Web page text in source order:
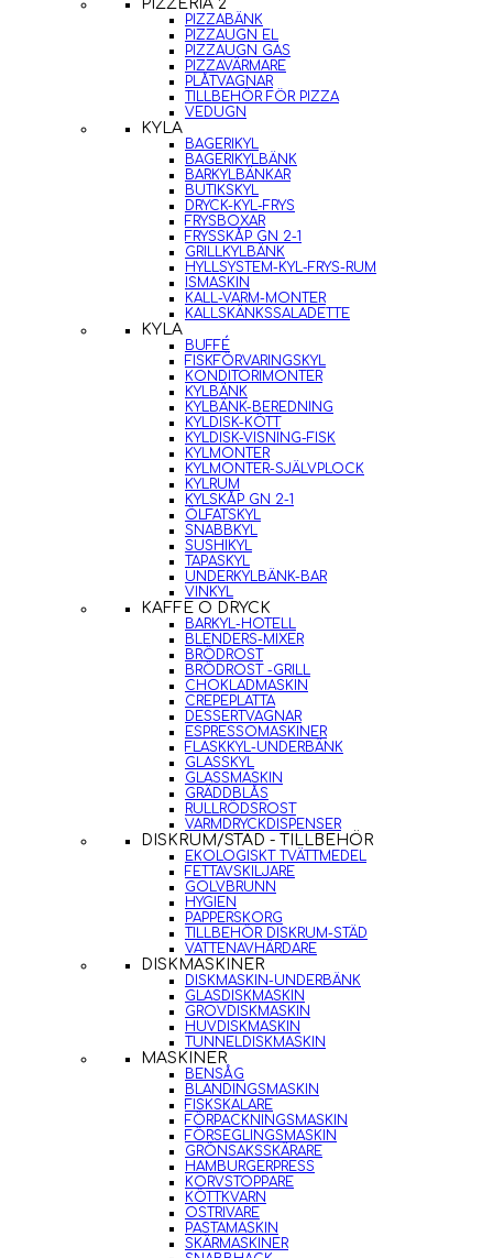
PIZZERIA 2
PIZZABÄNK
PIZZAUGN EL
PIZZAUGN GAS
PIZZAVÄRMARE
PLÅTVAGNAR
TILLBEHÖR FÖR PIZZA
VEDUGN
KYLA
BAGERIKYL
BAGERIKYLBÄNK
BARKYLBÄNKAR
BUTIKSKYL
DRYCK-KYL-FRYS
FRYSBOXAR
FRYSSKÅP GN 2-1
GRILLKYLBÄNK
HYLLSYSTEM-KYL-FRYS-RUM
ISMASKIN
KALL-VARM-MONTER
KALLSKÄNKSSALADETTE
KYLA
BUFFÉ
FISKFÖRVARINGSKYL
KONDITORIMONTER
KYLBÄNK
KYLBÄNK-BEREDNING
KYLDISK-KÖTT
KYLDISK-VISNING-FISK
KYLMONTER
KYLMONTER-SJÄLVPLOCK
KYLRUM
KYLSKÅP GN 2-1
ÖLFATSKYL
SNABBKYL
SUSHIKYL
TAPASKYL
UNDERKYLBÄNK-BAR
VINKYL
KAFFE O DRYCK
BARKYL-HOTELL
BLENDERS-MIXER
BRÖDROST
BRÖDROST -GRILL
CHOKLADMASKIN
CREPEPLATTA
DESSERTVAGNAR
ESPRESSOMASKINER
FLASKKYL-UNDERBÄNK
GLASSKYL
GLASSMASKIN
GRÄDDBLÅS
RULLRÖDSROST
VARMDRYCKDISPENSER
DISKRUM/STÄD - TILLBEHÖR
EKOLOGISKT TVÄTTMEDEL
FETTAVSKILJARE
GOLVBRUNN
HYGIEN
PAPPERSKORG
TILLBEHÖR DISKRUM-STÄD
VATTENAVHÄRDARE
DISKMASKINER
DISKMASKIN-UNDERBÄNK
GLASDISKMASKIN
GROVDISKMASKIN
HUVDISKMASKIN
TUNNELDISKMASKIN
MASKINER
BENSÅG
BLANDINGSMASKIN
FISKSKALARE
FÖRPACKNINGSMASKIN
FÖRSEGLINGSMASKIN
GRÖNSAKSSKÄRARE
HAMBURGERPRESS
KORVSTOPPARE
KÖTTKVARN
OSTRIVARE
PASTAMASKIN
SKÄRMASKINER